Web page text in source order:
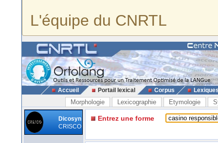
L'équipe du CNRTL
Accueil Portail lexical Corpus
Morphologie Lexicographie Etymologie
Dicosyn
CRISCO
Entrez une forme